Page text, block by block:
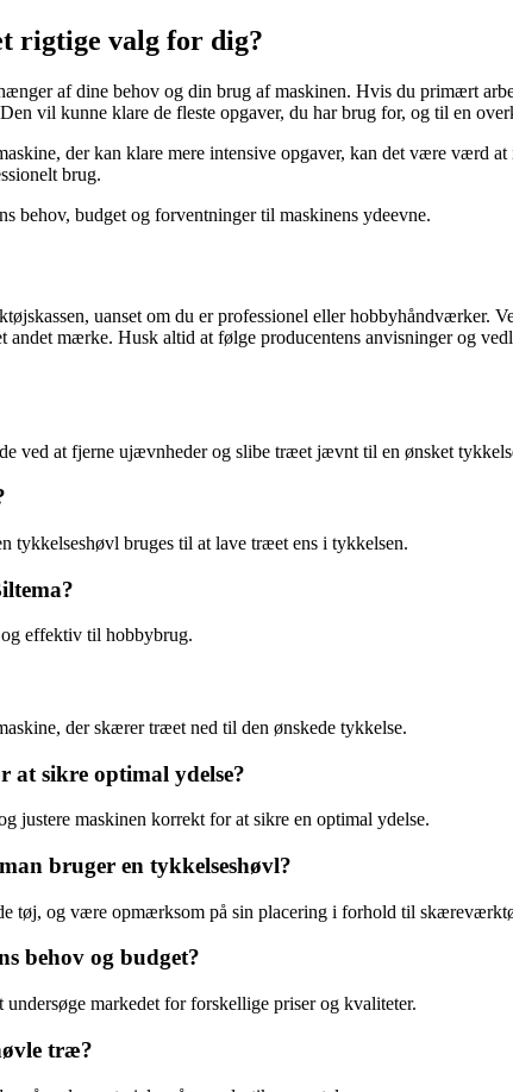
rigtige valg for dig?
af dine behov og din brug af maskinen. Hvis du primært
vil kunne klare de fleste opgaver, du har brug for, og til en
der kan klare mere intensive opgaver, kan det være værd
brug.
behov, budget og forventninger til maskinens ydeevne.
uanset om du er professionel eller
mærke. Husk altid at følge producentens anvisninger og
ved at fjerne ujævnheder og slibe træet jævnt til en ønsket
tykkelseshøvl bruges til at lave træet ens i tykkelsen.
effektiv til hobbybrug.
der skærer træet ned til den ønskede tykkelse.
at sikre optimal ydelse?
justere maskinen korrekt for at sikre en optimal ydelse.
bruger en tykkelseshøvl?
tøj, og være opmærksom på sin placering i forhold til
behov og budget?
markedet for forskellige priser og kvaliteter.
træ?